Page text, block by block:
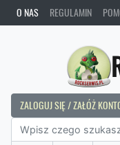
O NAS REGULAMIN
ZALOGUJ SIĘ / ZAŁÓŻ